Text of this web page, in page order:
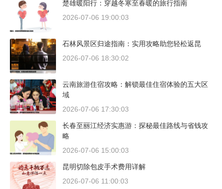
楚雄暖阳行：穿越冬寒至春暖的旅行指南
2026-07-06 19:00:03
石林风景区归途指南：实用攻略助您轻松返昆
2026-07-06 18:30:02
云南旅游住宿攻略：解锁最佳住宿体验的五大区
域
2026-07-06 17:30:03
长春至丽江经济实惠游：探秘最佳路线与省钱攻
略
2026-07-06 15:00:03
昆明切除包皮手术费用详解
2026-07-06 11:00:03